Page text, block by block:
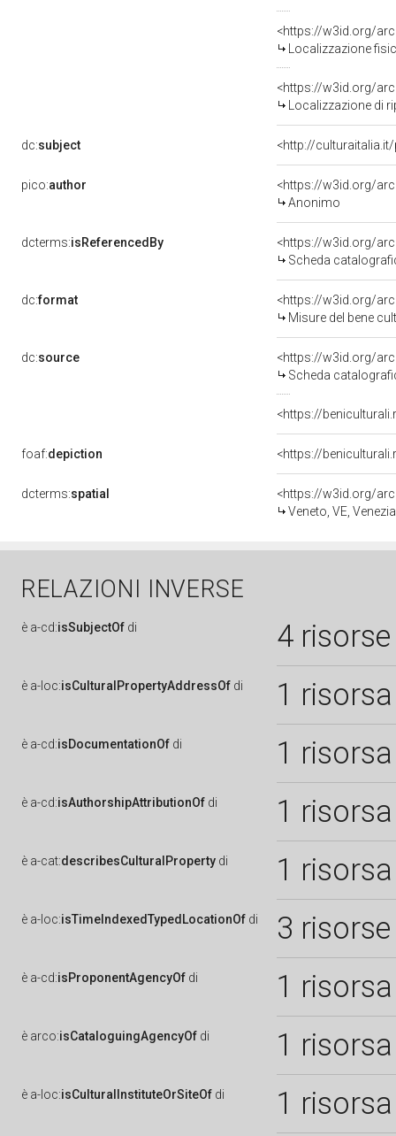
<https://w3id.org/
Localizzazione
<https://w3id.org/
Localizzazione di
dc:subject <http://
pico:author
<https://w3id.org/
Anonimo
dcterms:isReferencedBy
<https://w3id.org/
Scheda
dc:format
<https://w3id.org/
Misure del bene
dc:source
<https://w3id.org/
Scheda
foaf:depiction
dcterms:spatial
<https://w3id.org/
Veneto, VE, Venezia
RELAZIONI INVERSE
è a-cd:isSubjectOf di 4 risorse
è a-loc:isCulturalPropertyAddressOf di 1 risorsa
è a-cd:isDocumentationOf di 1 risorsa
è a-cd:isAuthorshipAttributionOf di 1 risorsa
è a-cat:describesCulturalProperty di 1 risorsa
è a-loc:isTimeIndexedTypedLocationOf di 3 risorse
è a-cd:isProponentAgencyOf di 1 risorsa
è arco:isCataloguingAgencyOf di 1 risorsa
è a-loc:isCulturalInstituteOrSiteOf di 1 risorsa